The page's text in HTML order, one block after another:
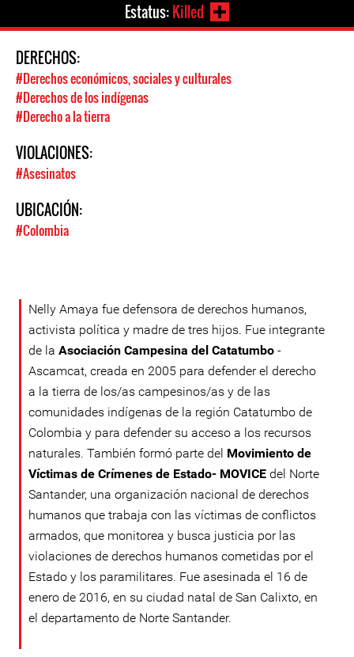
Estatus:Killed
DERECHOS:
#Derechos económicos, sociales y culturales
#Derechos de los indígenas
#Derecho a la tierra
VIOLACIONES:
#Asesinatos
UBICACIÓN:
#Colombia
Nelly Amaya fue defensora de derechos humanos,
activista política y madre de tres hijos. Fue integrante
de la Asociación Campesina del Catatumbo -
Ascamcat, creada en 2005 para defender el derecho
a la tierra de los/as campesinos/as y de las
comunidades indígenas de la región Catatumbo de
Colombia y para defender su acceso a los recursos
naturales. También formó parte del Movimiento de
Víctimas de Crímenes de Estado- MOVICE del Norte
Santander, una organización nacional de derechos
humanos que trabaja con las víctimas de conflictos
armados, que monitorea y busca justicia por las
violaciones de derechos humanos cometidas por el
Estado y los paramilitares. Fue asesinada el 16 de
enero de 2016, en su ciudad natal de San Calixto, en
el departamento de Norte Santander.